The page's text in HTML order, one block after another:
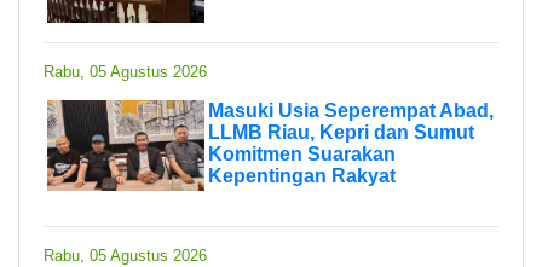
Rabu, 05 Agustus 2026
Masuki Usia Seperempat Abad,
LLMB Riau, Kepri dan Sumut
Komitmen Suarakan
Kepentingan Rakyat
Rabu, 05 Agustus 2026